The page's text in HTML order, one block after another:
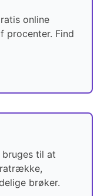
online
procenter. Find
bruges til at
brøker.